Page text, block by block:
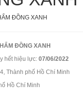
ĐỒNG XANH
ĐỒNG XANH
hết hiệu lực:07/06/2022
Thành phố Hồ Chí Minh
Hồ Chí Minh